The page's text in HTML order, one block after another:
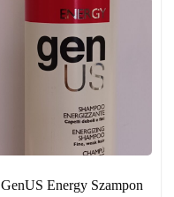
GenUS Energy Szampon